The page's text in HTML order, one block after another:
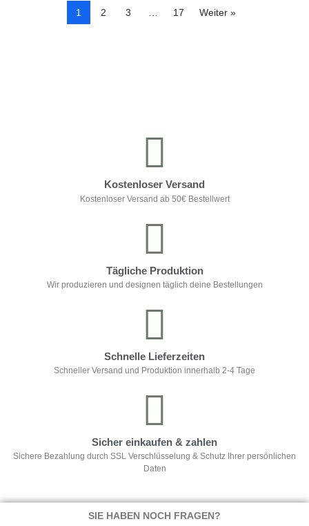
1 2 3 … 17 Weiter »
Kostenloser Versand
Kostenloser Versand ab 50€ Bestellwert
Tägliche Produktion
Wir produzieren und designen täglich deine Bestellungen
Schnelle Lieferzeiten
Schneller Versand und Produktion innerhalb 2-4 Tage
Sicher einkaufen & zahlen
Sichere Bezahlung durch SSL Verschlüsselung & Schutz Ihrer persönlichen
Daten
SIE HABEN NOCH FRAGEN?